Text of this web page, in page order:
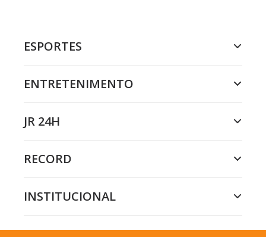
ESPORTES
ENTRETENIMENTO
JR 24H
RECORD
INSTITUCIONAL